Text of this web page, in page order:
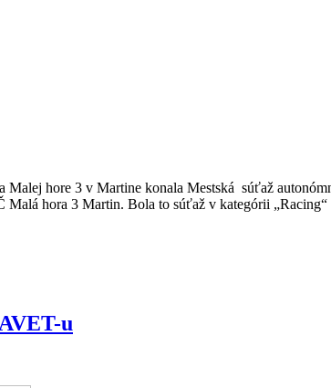
Malej hore 3 v Martine konala Mestská súťaž
hora 3 Martin. Bola to súťaž v kategórii
u